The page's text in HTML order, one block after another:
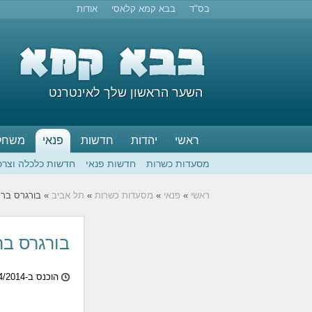
בס"ד בבא קמא קלאסי אודות
השער הראשון שלך לאינטרנט
ראשי יהדות חדשות פנאי
מסעדות כשרות חדשות פנאי חדשות כלכלה
ראשי » פנאי » מסעדות כשרות » תל אביב » בורגרס בר
בורגרס
הוכנס ב-10/04/2014